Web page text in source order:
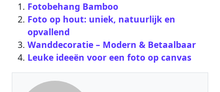
Fotobehang Bamboo
Foto op hout: uniek, natuurlijk en
opvallend
Wanddecoratie – Modern & Betaalbaar‎
Leuke ideeën voor een foto op canvas